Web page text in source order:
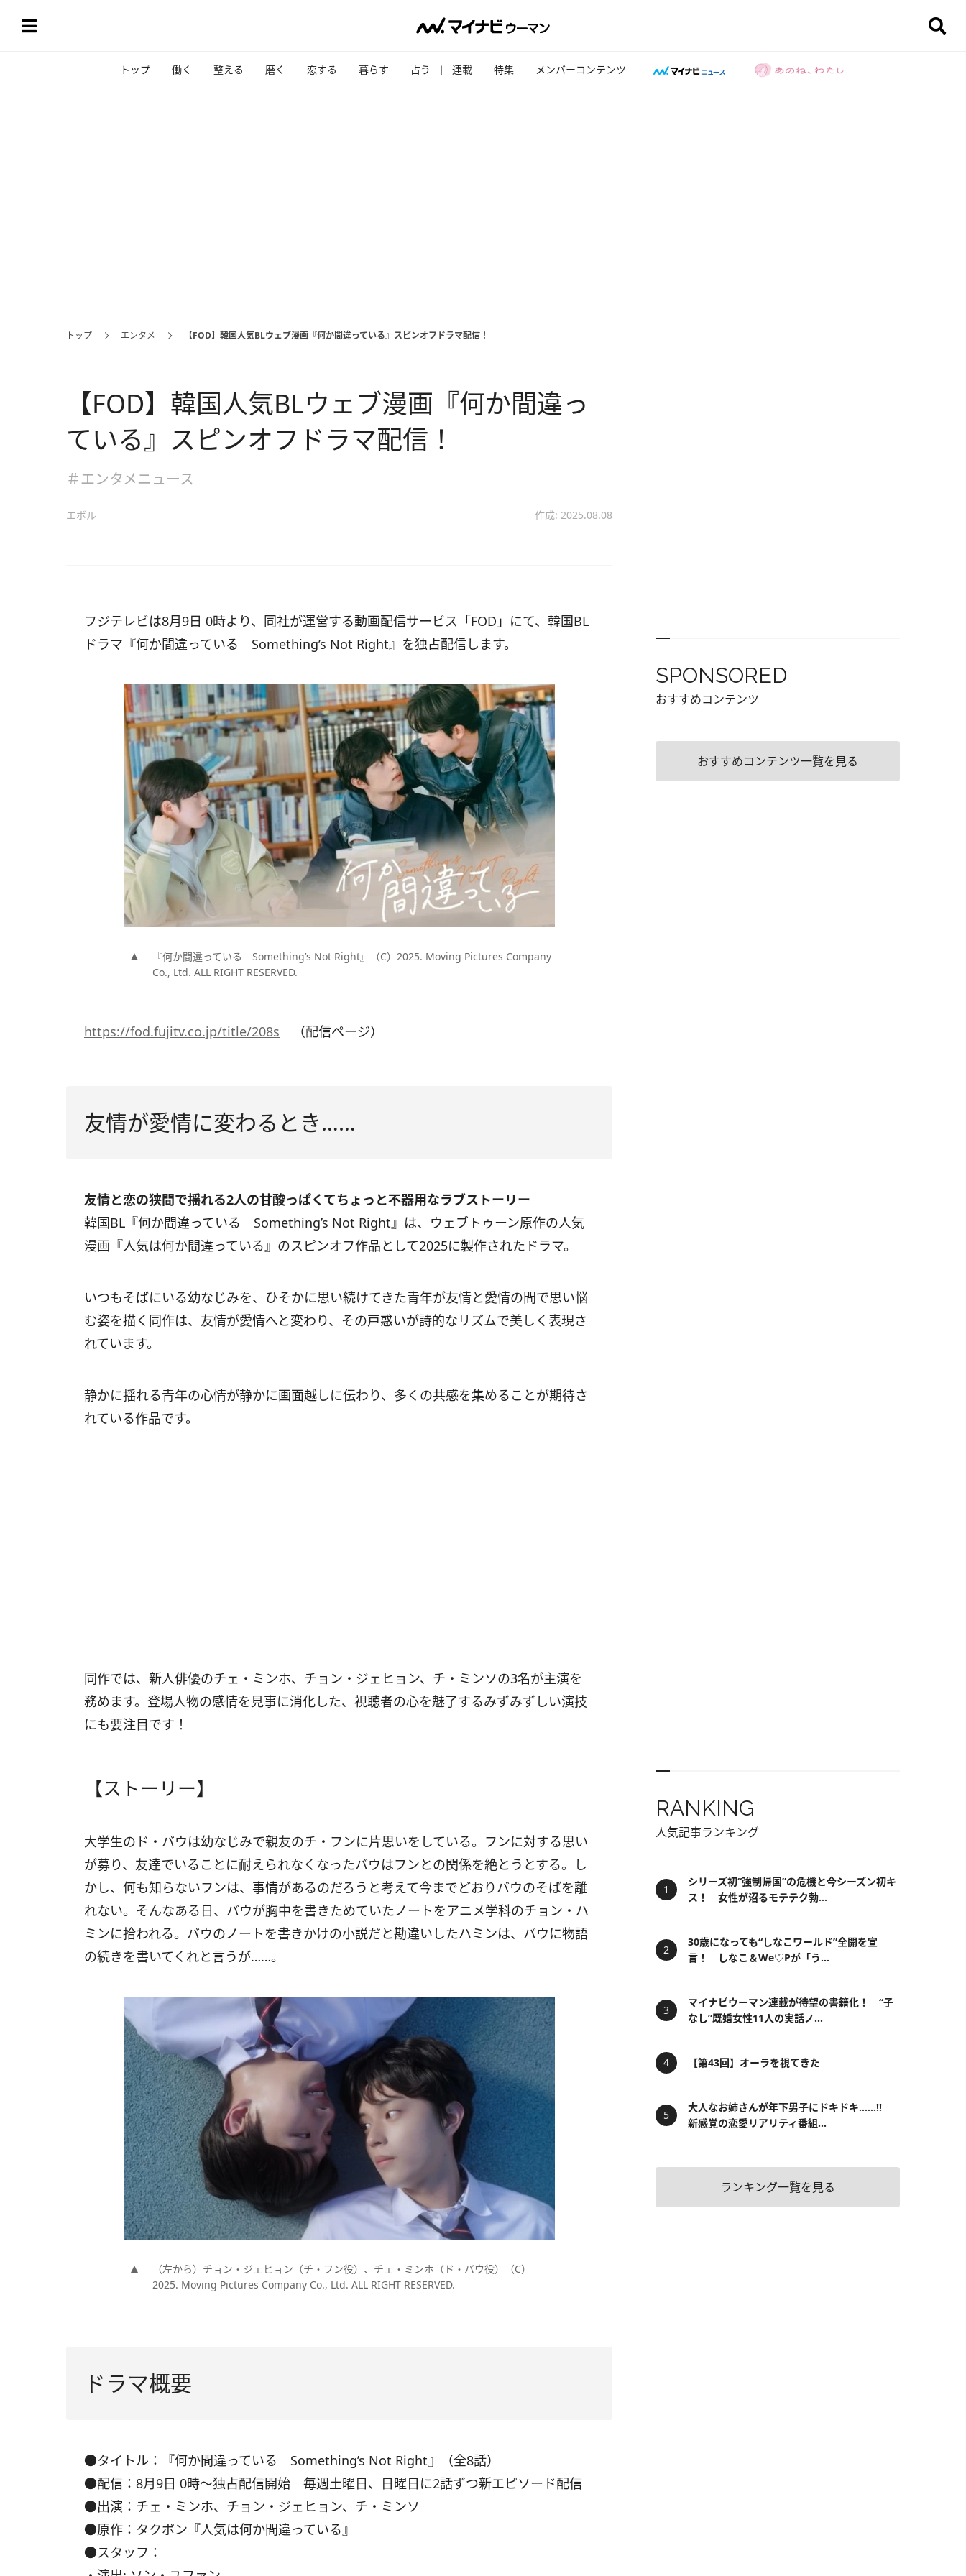
トップ 働く 整える 磨く 恋する 暮らす 占う 連載 特集 メンバーコンテンツ
トップ エンタメ 【FOD】韓国人気BLウェブ漫画『何か間違っている』スピンオフドラマ配信！
【FOD】韓国人気BLウェブ漫画『何か間違っ
ている』スピンオフドラマ配信！
＃エンタメニュース
エボル 作成: 2025.08.08
フジテレビは8月9日 0時より、同社が運営する動画配信サービス「FOD」にて、韓国BL
ドラマ『何か間違っている Something’s Not Right』を独占配信します。
『何か間違っている Something’s Not Right』（C）2025. Moving Pictures Company
Co., Ltd. ALL RIGHT RESERVED.
https://fod.fujitv.co.jp/title/208s （配信ページ）
友情が愛情に変わるとき……
友情と恋の狭間で揺れる2人の甘酸っぱくてちょっと不器用なラブストーリー
韓国BL『何か間違っている Something’s Not Right』は、ウェブトゥーン原作の人気
漫画『人気は何か間違っている』のスピンオフ作品として2025に製作されたドラマ。
いつもそばにいる幼なじみを、ひそかに思い続けてきた青年が友情と愛情の間で思い悩
む姿を描く同作は、友情が愛情へと変わり、その戸惑いが詩的なリズムで美しく表現さ
れています。
静かに揺れる青年の心情が静かに画面越しに伝わり、多くの共感を集めることが期待さ
れている作品です。
同作では、新人俳優のチェ・ミンホ、チョン・ジェヒョン、チ・ミンソの3名が主演を
務めます。登場人物の感情を見事に消化した、視聴者の心を魅了するみずみずしい演技
にも要注目です！
【ストーリー】
大学生のド・バウは幼なじみで親友のチ・フンに片思いをしている。フンに対する思い
が募り、友達でいることに耐えられなくなったバウはフンとの関係を絶とうとする。し
かし、何も知らないフンは、事情があるのだろうと考えて今までどおりバウのそばを離
れない。そんなある日、バウが胸中を書きためていたノートをアニメ学科のチョン・ハ
ミンに拾われる。バウのノートを書きかけの小説だと勘違いしたハミンは、バウに物語
の続きを書いてくれと言うが……。
（左から）チョン・ジェヒョン（チ・フン役）、チェ・ミンホ（ド・バウ役）（C）
2025. Moving Pictures Company Co., Ltd. ALL RIGHT RESERVED.
ドラマ概要
●タイトル：『何か間違っている Something’s Not Right』（全8話）
●配信：8月9日 0時〜独占配信開始 毎週土曜日、日曜日に2話ずつ新エピソード配信
●出演：チェ・ミンホ、チョン・ジェヒョン、チ・ミンソ
●原作：タクボン『人気は何か間違っている』
●スタッフ：
SPONSORED
おすすめコンテンツ
おすすめコンテンツ一覧を見る
RANKING
人気記事ランキング
シリーズ初“強制帰国”の危機と今シーズン初キ
ス！ 女性が沼るモテテク勃...
30歳になっても“しなこワールド”全開を宣
言！ しなこ＆We♡Pが「う...
マイナビウーマン連載が待望の書籍化！ “子
なし”既婚女性11人の実話ノ...
【第43回】オーラを視てきた
大人なお姉さんが年下男子にドキドキ……!!
新感覚の恋愛リアリティ番組...
ランキング一覧を見る